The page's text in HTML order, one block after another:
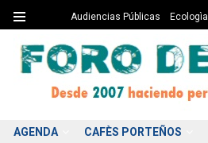
Audiencias Públicas Ecologìa
AGENDA CAFÈS PORTEÑOS